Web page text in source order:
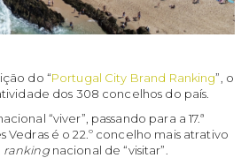
do “Portugal City Brand Ranking”, o
dos 308 concelhos do país.
“viver”, passando para a 17.ª
Vedras é o 22.º concelho mais atrativo
rankingnacional de “visitar”.